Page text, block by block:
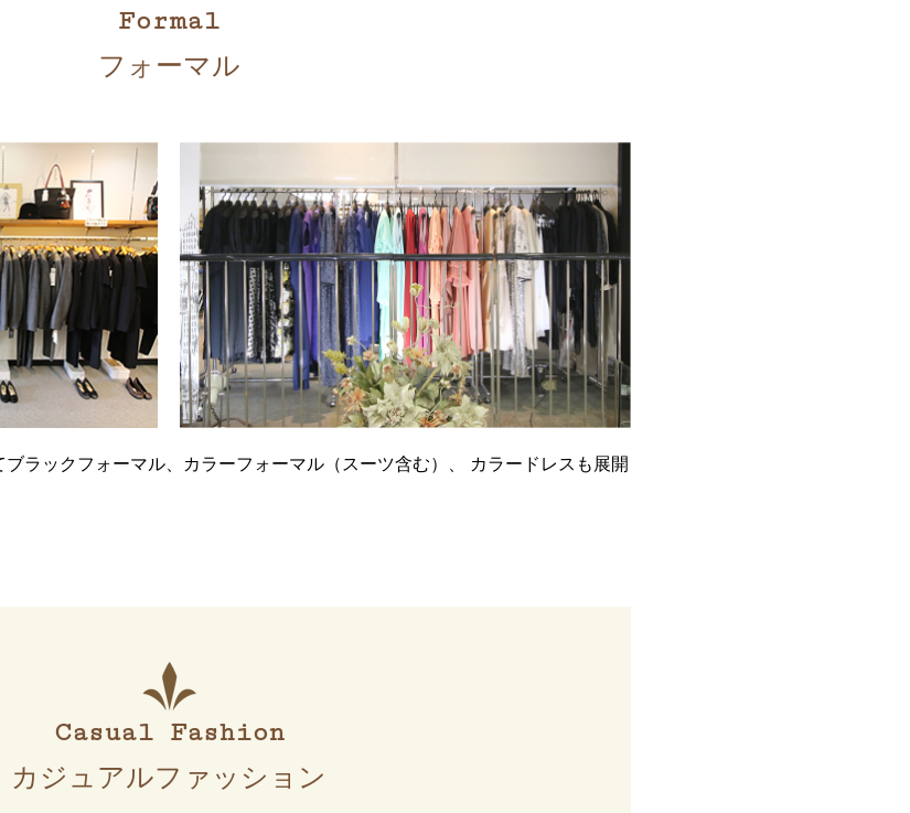
Formal
フォーマル
ラックフォーマル、カラーフォーマル（スーツ含む）、 カラードレスも展開
Casual Fashion
カジュアルファッション